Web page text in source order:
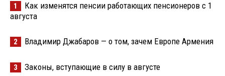
1
Как изменятся пенсии работающих пенсионеров с 1
августа
2 Владимир Джабаров — о том, зачем Европе Армения
3 Законы, вступающие в силу в августе